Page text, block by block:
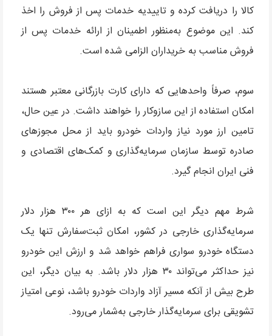
کالا را دریافت کرده و تاییدیه خدمات پس از فروش را اخذ
کند. این موضوع به‌منظور اطمینان از ارائه خدمات پس از
فروش مناسب به خریداران الزامی شده است.
سوم، صرفاً واحدهایی که دارای کارت بازرگانی معتبر هستند
امکان استفاده از این سازوکار را خواهند داشت. در عین حال،
تامین ارز مورد نیاز واردات خودرو باید از محل مجوزهای
صادره توسط سازمان سرمایه‌گذاری و کمک‌های اقتصادی و
فنی ایران انجام گیرد.
شرط مهم دیگر این است که به ازای هر ۳۰۰ هزار دلار
سرمایه‌گذاری خارجی در کشور، امکان ثبت‌سفارش تنها یک
دستگاه خودرو سواری فراهم خواهد شد و ارزش این خودرو
نیز حداکثر می‌تواند ۳۰ هزار دلار باشد. به بیان دیگر، این
طرح بیش از آنکه مسیر آزاد واردات خودرو باشد، نوعی امتیاز
تشویقی برای سرمایه‌گذار خارجی به‌شمار می‌رود.